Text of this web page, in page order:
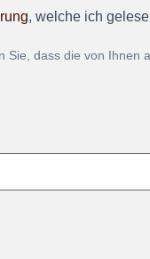
, welche ich
dass die von Ihnen